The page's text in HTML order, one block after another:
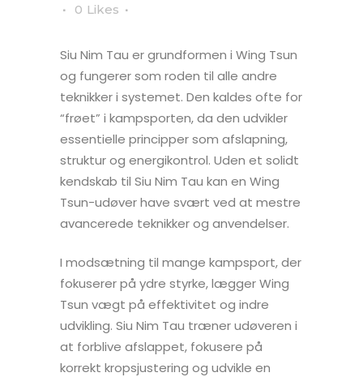
0 Likes
Siu Nim Tau er grundformen i Wing Tsun
og fungerer som roden til alle andre
teknikker i systemet. Den kaldes ofte for
“frøet” i kampsporten, da den udvikler
essentielle principper som afslapning,
struktur og energikontrol. Uden et solidt
kendskab til Siu Nim Tau kan en Wing
Tsun-udøver have svært ved at mestre
avancerede teknikker og anvendelser.
I modsætning til mange kampsport, der
fokuserer på ydre styrke, lægger Wing
Tsun vægt på effektivitet og indre
udvikling. Siu Nim Tau træner udøveren i
at forblive afslappet, fokusere på
korrekt kropsjustering og udvikle en